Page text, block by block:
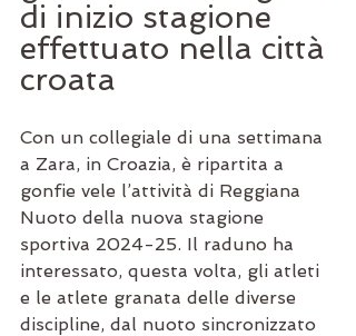
di inizio stagione
effettuato nella città
croata
Con un collegiale di una settimana
a Zara, in Croazia, è ripartita a
gonfie vele l’attività di Reggiana
Nuoto della nuova stagione
sportiva 2024-25. Il raduno ha
interessato, questa volta, gli atleti
e le atlete granata delle diverse
discipline, dal nuoto sincronizzato